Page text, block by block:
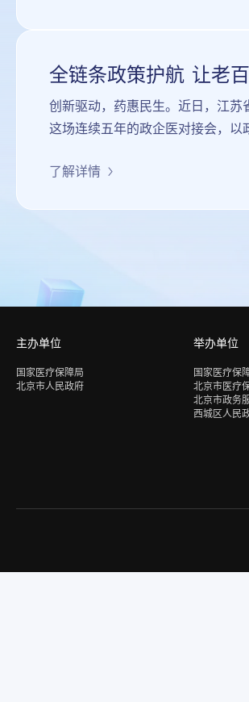
创新驱动，药惠民生。近日，江
这场连续五年的政企医对接会，
了解详情
主办单位
国家医疗保障局
北京市人民政府
举办单位
国家医疗保
北京市医疗
北京市政务
西城区人民